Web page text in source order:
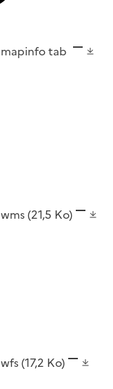
mapinfo tab
wms(21,5 Ko)
wfs(17,2 Ko)